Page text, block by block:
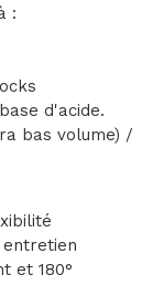
:
d'acide.
bas volume) /
et 180°